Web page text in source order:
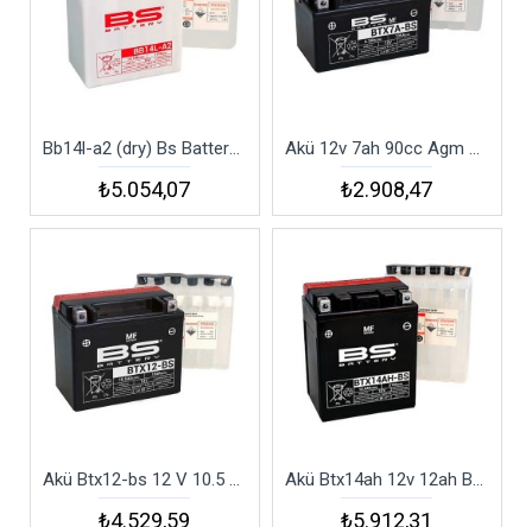
Bb14l-a2 (dry) Bs Battery Akü
₺5.054,07
Akü 12v 7ah 90cc Agm Btx7a-bs Bs Battery
₺2.908,47
Akü Btx12-bs 12 V 10.5 Amper 180 Cc Bs Battery
₺4.529,59
Akü Btx14ah 12v 12ah Bs Battery
₺5.912,31